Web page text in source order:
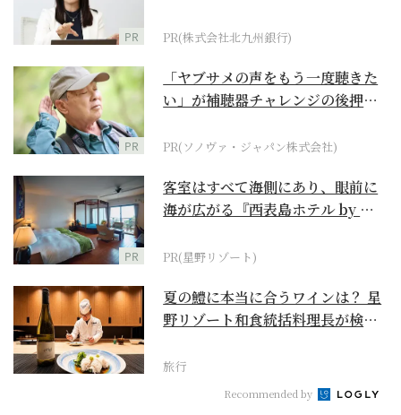
PR PR(株式会社北九州銀行)
PR
「ヤブサメの声をもう一度聴きた
い」が補聴器チャレンジの後押し
PR(ソノヴァ・ジャパン株式会社)
PR
客室はすべて海側にあり、眼前に
海が広がる『西表島ホテル by 星
PR(星野リゾート)
夏の鱧に本当に合うワインは？ 星
野リゾート和食統括料理長が検証
旅行
Recommended by